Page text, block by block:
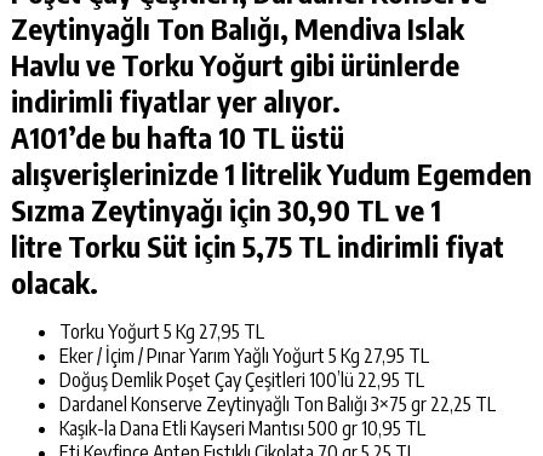
Zeytinyağlı Ton Balığı, Mendiva Islak
Havlu ve Torku Yoğurt gibi ürünlerde
indirimli fiyatlar yer alıyor.
A101’de bu hafta 10 TL üstü
alışverişlerinizde 1 litrelikYudum Egemden
Sızma Zeytinyağı için 30,90 TL ve 1
litre Torku Süt için 5,75 TL indirimli fiyat
olacak.
Torku Yoğurt 5 Kg 27,95 TL
Eker / İçim / Pınar Yarım Yağlı Yoğurt 5 Kg 27,95 TL
Doğuş Demlik Poşet Çay Çeşitleri 100’lü 22,95 TL
Dardanel Konserve Zeytinyağlı Ton Balığı 3×75 gr 22,25 TL
Kaşık-la Dana Etli Kayseri Mantısı 500 gr 10,95 TL